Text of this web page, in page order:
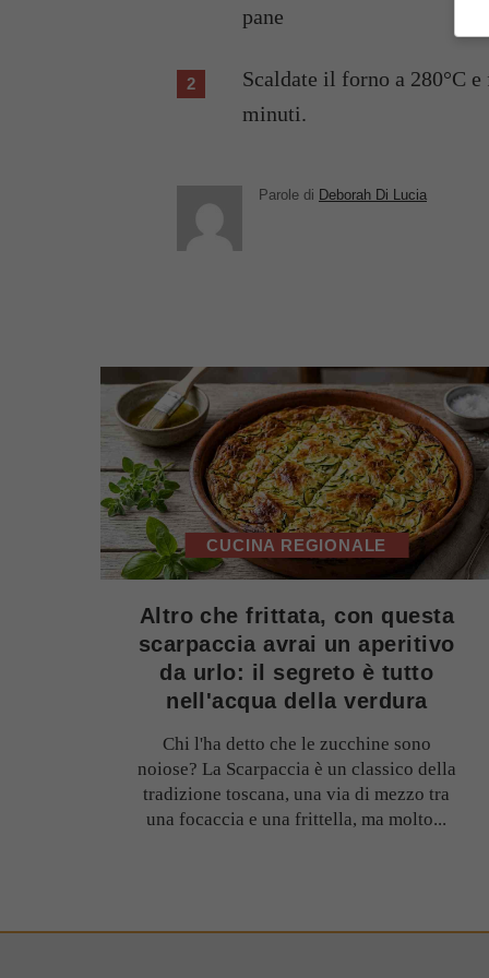
pane
Scaldate il forno a 280°C
minuti.
Parole di Deborah Di Lucia
CUCINA REGIONALE
Altro che frittata, con questa
scarpaccia avrai un aperitivo
da urlo: il segreto è tutto
nell'acqua della verdura
Chi l'ha detto che le zucchine sono
noiose? La Scarpaccia è un classico della
tradizione toscana, una via di mezzo tra
una focaccia e una frittella, ma molto...